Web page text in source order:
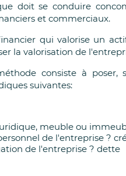
doit se conduire
et commerciaux.
qui valorise un
la valorisation de
consiste à
suivantes:
meuble ou
de l'entreprise ?
de l'entreprise ? dette